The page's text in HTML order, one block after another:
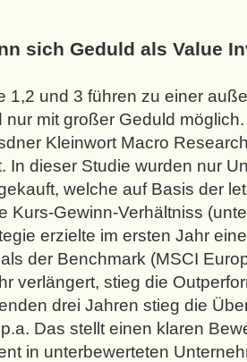
sich Geduld als Value
1,2 und 3 führen zu einer
nur mit großer Geduld
Kleinwort Macro
In dieser Studie wurden nur
welche auf Basis der
Kurs-Gewinn-Verhältniss
erzielte im ersten Jahr
der Benchmark (MSCI
verlängert, stieg die
drei Jahren stieg die
Das stellt einen klaren
in unterbewerteten